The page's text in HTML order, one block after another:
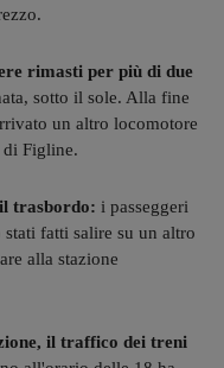
rimasti per più di due
sotto il sole. Alla fine
un altro locomotore
di Figline.
trasbordo: i passeggeri
fatti salire su un altro
alla stazione
il traffico dei treni